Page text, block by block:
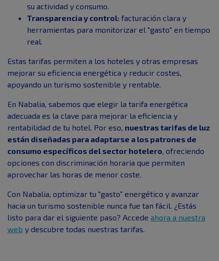
su actividad y consumo.
Transparencia y control: facturación clara y
herramientas para monitorizar el "gasto" en tiempo
real.
Estas tarifas permiten a los hoteles y otras empresas
mejorar su eficiencia energética y reducir costes,
apoyando un turismo sostenible y rentable.
En Nabalia, sabemos que elegir la tarifa energética
adecuada es la clave para mejorar la eficiencia y
rentabilidad de tu hotel. Por eso, nuestras tarifas de luz
están diseñadas para adaptarse a los patrones de
consumo específicos del sector hotelero, ofreciendo
opciones con discriminación horaria que permiten
aprovechar las horas de menor coste.
Con Nabalia, optimizar tu "gasto" energético y avanzar
hacia un turismo sostenible nunca fue tan fácil. ¿Estás
listo para dar el siguiente paso? Accede ahora a nuestra
web y descubre todas nuestras tarifas.